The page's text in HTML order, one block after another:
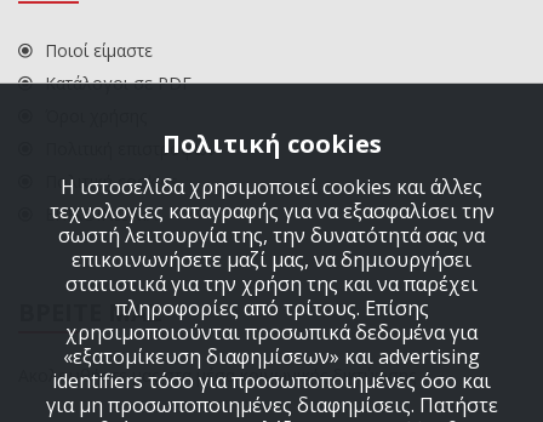
Ποιοί είμαστε
Κατάλογοι σε PDF
Πολιτική επιστροφών
Πολιτική cookies
ΕΠΙΚΟΙΝΩΝΙΑ
ΒΡΕΙΤΕ ΜΑΣ
Ακολουθήστε μας στα μέσα κοινωνικής δικτύωσης
Πολιτική cookies
Η ιστοσελίδα χρησιμοποιεί cookies και άλλες
τεχνολογίες καταγραφής για να εξασφαλίσει την
σωστή λειτουργία της, την δυνατότητά σας να
επικοινωνήσετε μαζί μας, να δημιουργήσει
στατιστικά για την χρήση της και να παρέχει
πληροφορίες από τρίτους. Επίσης
χρησιμοποιούνται προσωπικά δεδομένα για
«εξατομίκευση διαφημίσεων» και advertising
identifiers τόσο για προσωποποιημένες όσο και
για μη προσωποποιημένες διαφημίσεις. Πατήστε